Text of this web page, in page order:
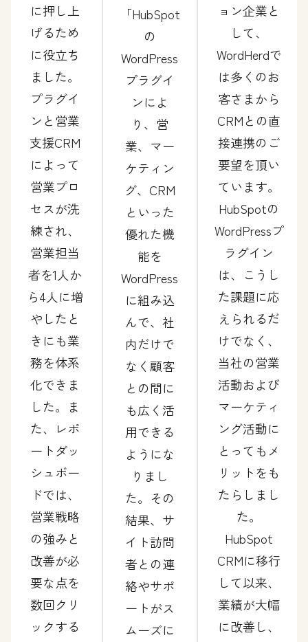
に押し上
げるため
に役立ち
ました。
プラグイ
ンと営業
支援CRM
によって
営業プロ
セスが洗
練され、
営業担当
者を1人か
ら4人に増
やしたと
きにも業
務を体系
化できま
した。ま
た、レポ
ートダッ
シュボー
ドでは、
営業戦略
の強みと
改善が必
要な点を
数回クリ
ックする
HubSpot
の
WordPress
プラグイ
ンによ
り、営
業、マー
ケティン
グ、CRM
といった
優れた機
能を
WordPress
に組み込
んで、社
内だけで
なく顧客
との間に
も広く活
用できる
ようにな
りまし
た。その
結果、サ
イト訪問
者との連
絡やサポ
ートがス
ムーズに
ョン企業と
して、
WordHerdで
は多くのお
客さまから
CRMとの直
接連携のご
要望を頂い
ています。
HubSpotの
WordPressプ
ラグイン
は、こうし
た課題に応
えられるだ
けでなく、
当社の営業
活動および
マーケティ
ング活動に
とってもメ
リットをも
たらしまし
た。
HubSpot
CRMに移行
して以来、
業績が大幅
に改善し、